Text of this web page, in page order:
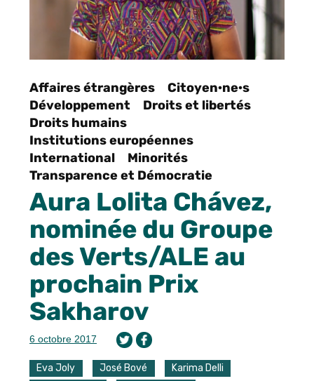
Affaires étrangères
Citoyen·ne·s
Développement
Droits et libertés
Droits humains
Institutions européennes
International
Minorités
Transparence et Démocratie
Aura Lolita Chávez,
nominée du Groupe
des Verts/ALE au
prochain Prix
Sakharov
6 octobre 2017
Eva Joly José Bové
Karima Delli